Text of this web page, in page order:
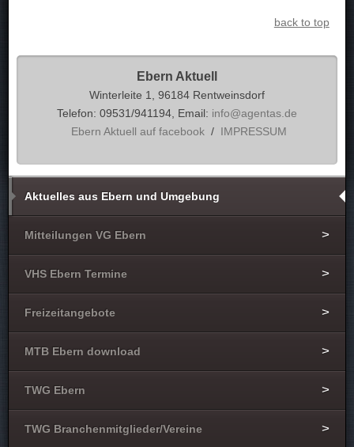
back to top
Ebern Aktuell
Winterleite 1, 96184 Rentweinsdorf
Telefon: 09531/941194, Email: info@agentas.de
Ebern Aktuell auf facebook/ IMPRESSUM
Aktuelles aus Ebern und Umgebung
Mitteilungen VG Ebern
VHS Ebern Termine
Freizeitangebote
MTB Ebern download
TWG Ebern
TWG Branchenmitglieder/Vereine